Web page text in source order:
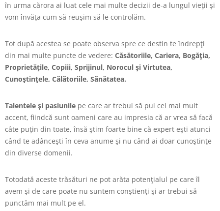
în urma cărora ai luat cele mai multe decizii de-a lungul vieţii şi
vom învăţa cum să reuşim să le controlăm.
Tot după acestea se poate observa spre ce destin te îndrepţi
din mai multe puncte de vedere: Căsătoriile, Cariera, Bogăţia,
Proprietăţile, Copiii, Sprijinul, Norocul şi Virtutea,
Cunoştinţele, Călătoriile, Sănătatea.
Talentele şi pasiunile pe care ar trebui să pui cel mai mult
accent, fiindcă sunt oameni care au impresia că ar vrea să facă
câte puţin din toate, însă ştim foarte bine că expert eşti atunci
când te adânceşti în ceva anume şi nu când ai doar cunoştinţe
din diverse domenii.
Totodată aceste trăsături ne pot arăta potenţialul pe care îl
avem şi de care poate nu suntem conştienţi şi ar trebui să
punctăm mai mult pe el.